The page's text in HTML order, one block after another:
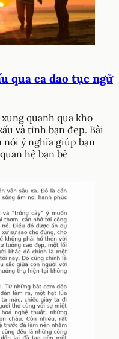
qua ca dao tục ngữ
quanh qua kho
và tình bạn đẹp. Bài
nói ý nghĩa giúp bạn
hệ bạn bè